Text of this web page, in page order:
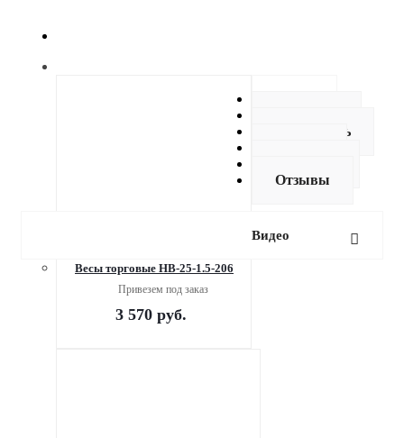
Весы торговые НВ-25-1.5-206
Привезем под заказ
3 570 руб.
Как купить
Отзывы
Видео